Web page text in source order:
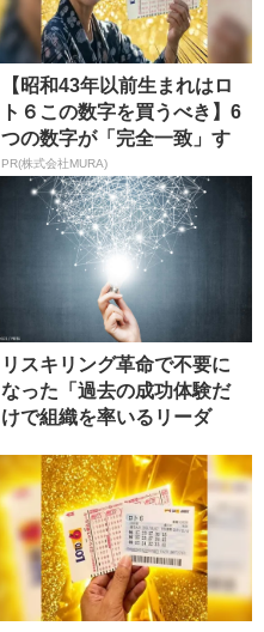
【昭和43年以前生まれはロ
ト６この数字を買うべき】6
つの数字が「完全一致」す
る方...
PR(株式会社MURA)
リスキリング革命で不要に
なった「過去の成功体験だ
けで組織を率いるリーダ